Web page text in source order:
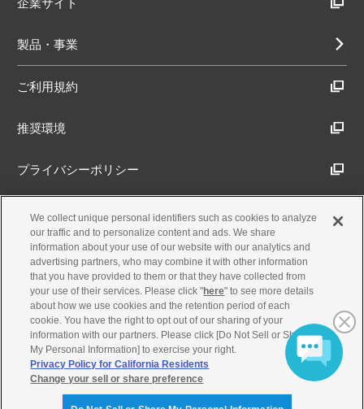
に現実に生じた直接かつ通常の損害に限ら
お客様が本ソフトウェア等を使用すること
が生じたときは、お客様自身が自らの責任
で当該紛争を解決するものとし、弊社に一
切の請求を行わないものとします。
第5条 契約解除および終了
弊社は、お客様が本契約に定める条項に違
反したときは、直ちに本契約を解除できる
ものとします。
前項に規定する場合で弊社が損害を蒙った
製品・事業
ご利用規約
推奨環境
プライバシーポリシー
Cookieポリシー
アクセシビリティ方針
古物営業法に基づく表示
製品・事業のお問合せ
We collect unique personal identifiers such as cookies to analyze
our traffic and to personalize content and ads. We share
information about your use of our website with our analytics and
advertising partners, who may combine it with other information
that you have provided to them or that they have collected from
your use of their services. Please click "here" to see more details
about how we use cookies and the retention period of each
cookie. You have the right to opt out of our sharing of your
information with our partners. Please click [Do Not Sell or Share
My Personal Information] to exercise your right.
Privacy Policy for California Residents
Change your sell or share preference